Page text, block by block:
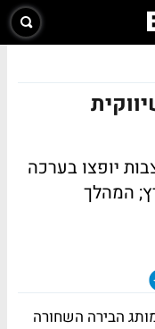
יופצו בערכה
המהלך
הבירה השחורה